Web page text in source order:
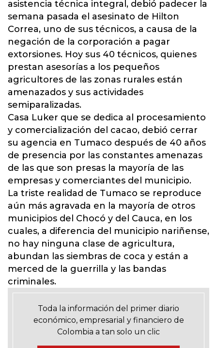
asistencia técnica integral, debió padecer la
semana pasada el asesinato de Hilton
Correa, uno de sus técnicos, a causa de la
negación de la corporación a pagar
extorsiones. Hoy sus 40 técnicos, quienes
prestan asesorías a los pequeños
agricultores de las zonas rurales están
amenazados y sus actividades
semiparalizadas.
Casa Luker que se dedica al procesamiento
y comercialización del cacao, debió cerrar
su agencia en Tumaco después de 40 años
de presencia por las constantes amenazas
de las que son presas la mayoría de las
empresas y comerciantes del municipio.
La triste realidad de Tumaco se reproduce
aún más agravada en la mayoría de otros
municipios del Chocó y del Cauca, en los
cuales, a diferencia del municipio nariñense,
no hay ninguna clase de agricultura,
abundan las siembras de coca y están a
merced de la guerrilla y las bandas
criminales.
Toda la información del primer diario
económico, empresarial y financiero de
Colombia a tan solo un clic